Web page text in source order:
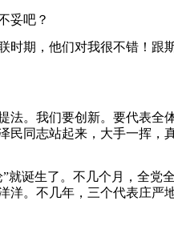
妥吧？
时期，他们对我很不错！跟
法。我们要创新。要代表全
民同志站起来，大手一挥，
就诞生了。不几个月，全党
洋。不几年，三个代表庄严